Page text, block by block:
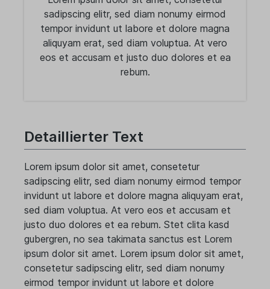
sadipscing elitr, sed diam nonumy eirmod
tempor invidunt ut labore et dolore magna
aliquyam erat, sed diam voluptua. At vero
eos et accusam et justo duo dolores et ea
rebum.
Detaillierter Text
Lorem ipsum dolor sit amet, consetetur
sadipscing elitr, sed diam nonumy eirmod tempor
invidunt ut labore et dolore magna aliquyam erat,
sed diam voluptua. At vero eos et accusam et
justo duo dolores et ea rebum. Stet clita kasd
gubergren, no sea takimata sanctus est Lorem
ipsum dolor sit amet. Lorem ipsum dolor sit amet,
consetetur sadipscing elitr, sed diam nonumy
eirmod tempor invidunt ut labore et dolore